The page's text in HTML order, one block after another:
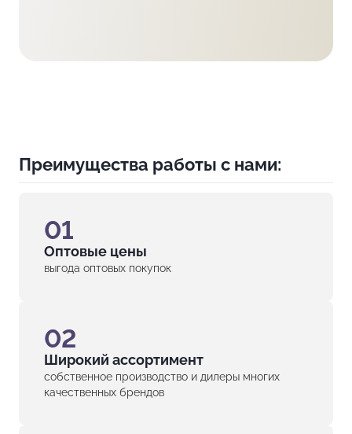
Преимущества работы с нами:
01
Оптовые цены
выгода оптовых покупок
02
Широкий ассортимент
собственное производство и дилеры многих
качественных брендов